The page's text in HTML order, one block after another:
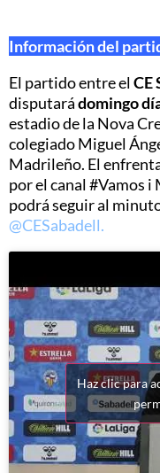
Información del
El partido entre elCE
disputarádomingo
estadio de la Nova
colegiado Miguel
Madrileño. El
por el canal #Vamos i
podrá seguir al
@CESabadell.
Haz clic para